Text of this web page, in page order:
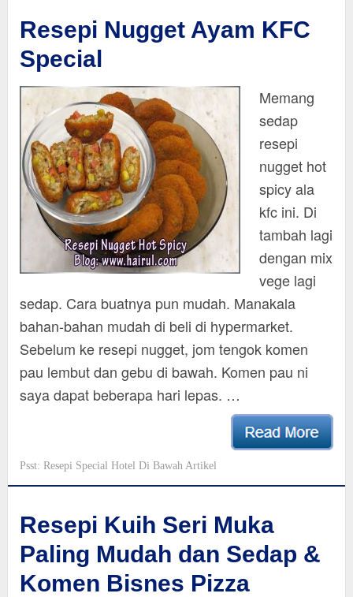
Resepi Nugget Ayam KFC
Special
Memang
sedap
resepi
nugget hot
spicy ala
kfc ini. Di
tambah lagi
dengan mix
vege lagi
sedap. Cara buatnya pun mudah. Manakala
bahan-bahan mudah di beli di hypermarket.
Sebelum ke resepi nugget, jom tengok komen
pau lembut dan gebu di bawah. Komen pau ni
saya dapat beberapa hari lepas. …
Psst: Resepi Special Hotel Di Bawah Artikel
Resepi Kuih Seri Muka
Paling Mudah dan Sedap &
Komen Bisnes Pizza